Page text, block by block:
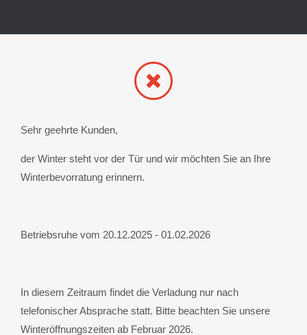
Sehr geehrte Kunden,
der Winter steht vor der Tür und wir möchten Sie an Ihre
Winterbevorratung erinnern.
Betriebsruhe vom 20.12.2025 - 01.02.2026
In diesem Zeitraum findet die Verladung nur nach
telefonischer Absprache statt. Bitte beachten Sie unsere
Winteröffnungszeiten ab Februar 2026.